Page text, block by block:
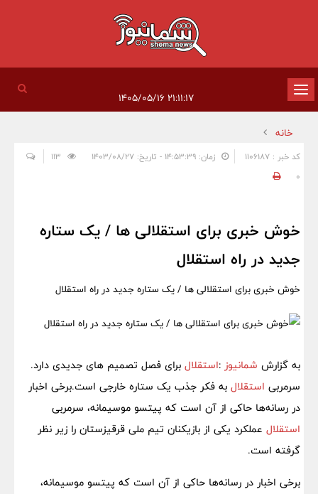
تغییر
وضعیت
ناوبری
۲۱:۱۱:۱۷ ۱۴۰۵/۰۵/۱۶
خانه
کد خبر : 1106187 زمان: ۱۴:۵۳:۳۹ - تاریخ: ۱۴۰۳/۰۸/۲۷
0
خوش خبری برای استقلالی ها / یک ستاره
جدید در راه استقلال
خوش خبری برای استقلالی ها / یک ستاره جدید در راه استقلال
به گزارش شمانیوز :استقلال برای فصل تصمیم های جدیدی دارد.
سرمربی استقلال به فکر جذب یک ستاره خارجی است.برخی اخبار
در رسانه‌ها حاکی از آن است که پیتسو موسیمانه، سرمربی
استقلال عملکرد یکی از بازیکنان تیم ملی قرقیزستان را زیر نظر
گرفته است.
برخی اخبار در رسانه‌ها حاکی از آن است که پیتسو موسیمانه،